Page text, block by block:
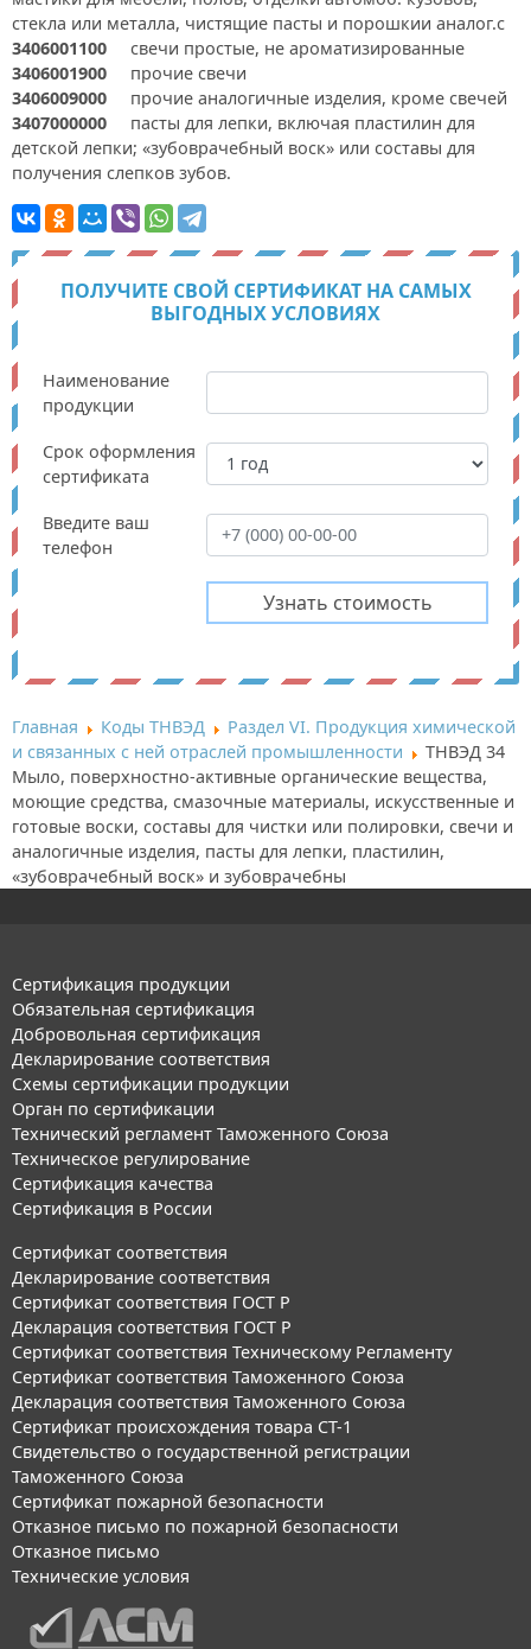
стекла или металла, чистящие пасты и порошкии аналог.с
3406001100 свечи простые, не ароматизированные
3406001900 прочие свечи
3406009000 прочие аналогичные изделия, кроме свечей
3407000000 пасты для лепки, включая пластилин для
детской лепки; «зубоврачебный воск» или составы для
получения слепков зубов.
ПОЛУЧИТЕ СВОЙ СЕРТИФИКАТ НА САМЫХ
ВЫГОДНЫХ УСЛОВИЯХ
Наименование
продукции
Срок оформления
сертификата
Введите ваш
телефон
Главная Коды ТНВЭД
Раздел VI. Продукция химической
и связанных с ней отраслей промышленности
ТНВЭД 34
Мыло, поверхностно-активные органические вещества,
моющие средства, смазочные материалы, искусственные и
готовые воски, составы для чистки или полировки, свечи и
аналогичные изделия, пасты для лепки, пластилин,
«зубоврачебный воск» и зубоврачебны
Сертификация продукции
Обязательная сертификация
Добровольная сертификация
Декларирование соответствия
Схемы сертификации продукции
Орган по сертификации
Технический регламент Таможенного Союза
Техническое регулирование
Сертификация качества
Сертификация в России
Сертификат соответствия
Декларирование соответствия
Сертификат соответствия ГОСТ Р
Декларация соответствия ГОСТ Р
Сертификат соответствия Техническому Регламенту
Сертификат соответствия Таможенного Союза
Декларация соответствия Таможенного Союза
Сертификат происхождения товара СТ-1
Свидетельство о государственной регистрации
Таможенного Союза
Сертификат пожарной безопасности
Отказное письмо по пожарной безопасности
Отказное письмо
Технические условия